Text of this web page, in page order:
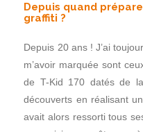
Depuis quand
graffiti ?
Depuis 20 ans ! J’ai
m’avoir marquée sont
de T-Kid 170 datés de
découverts en réalisant
avait alors ressorti tous